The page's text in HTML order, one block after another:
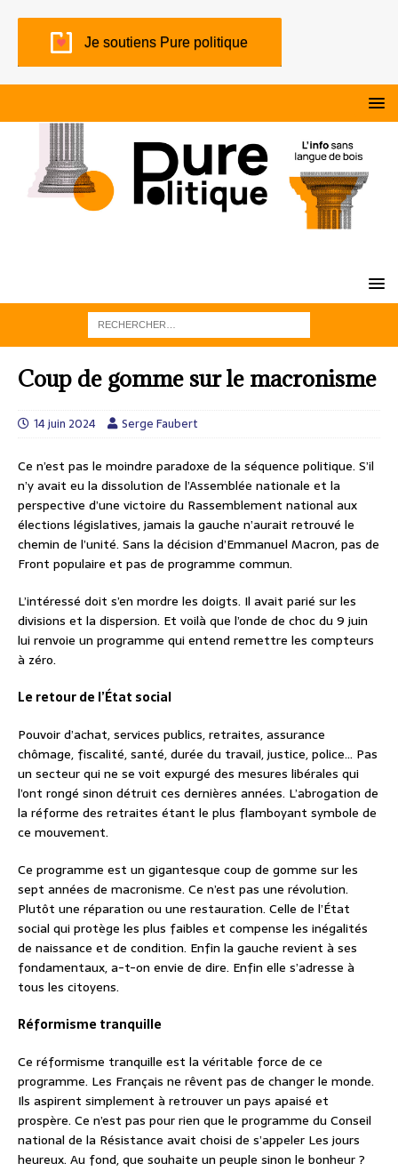
Je soutiens Pure politique
Coup de gomme sur le macronisme
14 juin 2024 Serge Faubert
Ce n’est pas le moindre paradoxe de la séquence politique. S’il
n’y avait eu la dissolution de l’Assemblée nationale et la
perspective d’une victoire du Rassemblement national aux
élections législatives, jamais la gauche n’aurait retrouvé le
chemin de l’unité. Sans la décision d’Emmanuel Macron, pas de
Front populaire et pas de programme commun.
L’intéressé doit s’en mordre les doigts. Il avait parié sur les
divisions et la dispersion. Et voilà que l’onde de choc du 9 juin
lui renvoie un programme qui entend remettre les compteurs
à zéro.
Le retour de l’État social
Pouvoir d’achat, services publics, retraites, assurance
chômage, fiscalité, santé, durée du travail, justice, police… Pas
un secteur qui ne se voit expurgé des mesures libérales qui
l’ont rongé sinon détruit ces dernières années. L’abrogation de
la réforme des retraites étant le plus flamboyant symbole de
ce mouvement.
Ce programme est un gigantesque coup de gomme sur les
sept années de macronisme. Ce n’est pas une révolution.
Plutôt une réparation ou une restauration. Celle de l’État
social qui protège les plus faibles et compense les inégalités
de naissance et de condition. Enfin la gauche revient à ses
fondamentaux, a-t-on envie de dire. Enfin elle s’adresse à
tous les citoyens.
Réformisme tranquille
Ce réformisme tranquille est la véritable force de ce
programme. Les Français ne rêvent pas de changer le monde.
Ils aspirent simplement à retrouver un pays apaisé et
prospère. Ce n’est pas pour rien que le programme du Conseil
national de la Résistance avait choisi de s’appeler Les jours
heureux. Au fond, que souhaite un peuple sinon le bonheur ?